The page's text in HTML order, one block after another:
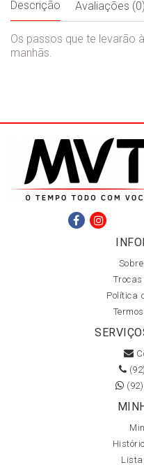
Descrição Avaliações (0)
Os passos que te levarão
manhãs.
Trocas
Política
Lista